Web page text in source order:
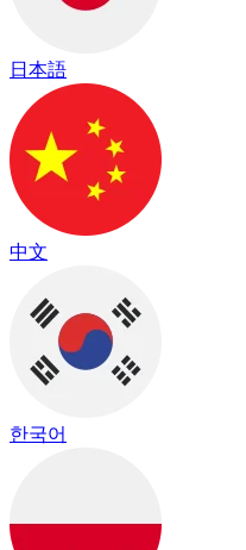
日本語
中文
한국어